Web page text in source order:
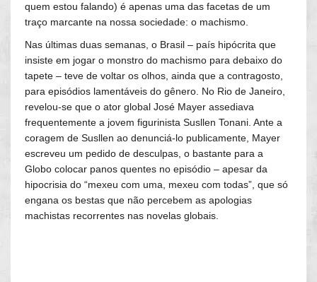
quem estou falando) é apenas uma das facetas de um
traço marcante na nossa sociedade: o machismo.
Nas últimas duas semanas, o Brasil – país hipócrita que
insiste em jogar o monstro do machismo para debaixo do
tapete – teve de voltar os olhos, ainda que a contragosto,
para episódios lamentáveis do gênero. No Rio de Janeiro,
revelou-se que o ator global José Mayer assediava
frequentemente a jovem figurinista Susllen Tonani. Ante a
coragem de Susllen ao denunciá-lo publicamente, Mayer
escreveu um pedido de desculpas, o bastante para a
Globo colocar panos quentes no episódio – apesar da
hipocrisia do “mexeu com uma, mexeu com todas”, que só
engana os bestas que não percebem as apologias
machistas recorrentes nas novelas globais.